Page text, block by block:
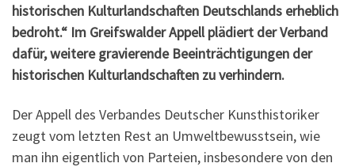
historischen Kultur­landschaften Deutschlands erheblich
bedroht.“ Im Greifswalder Appell plädiert der Verband
dafür, weitere gravieren­de Beein­trächti­gungen der
historischen Kulturlandschaften zu verhindern.
Der Appell des Verbandes Deutscher Kunsthistoriker
zeugt vom letzten Rest an Umweltbewusstsein, wie
man ihn eigentlich von Parteien, insbesondere von den